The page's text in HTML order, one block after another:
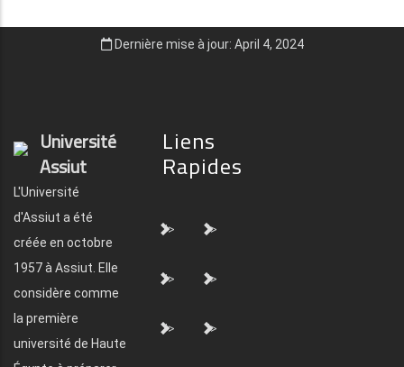
Dernière mise à jour: April 4, 2024
Université
Assiut
L'Université
d'Assiut a été
créée en octobre
1957 à Assiut. Elle
considère comme
la première
université de Haute
Liens
Rapides
"> ">
"> ">
"> ">